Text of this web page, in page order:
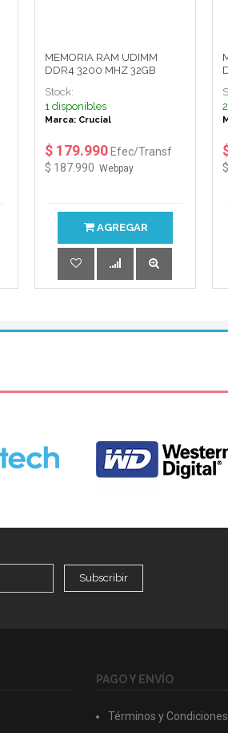
MEMORIA RAM UDIMM
DDR4 3200 MHZ 32GB
Stock:
1 disponibles
Marca: Crucial
$ 179.990Efec/Transf
$ 187.990 Webpay
AGREGAR
Subscribir
PAGO Y ENVÍO
Términos y Condiciones